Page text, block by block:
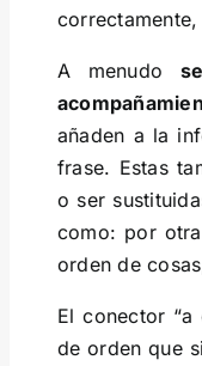
A menudo
añaden a la
frase. Estas
o ser
como: por
orden de
El conector
de orden que